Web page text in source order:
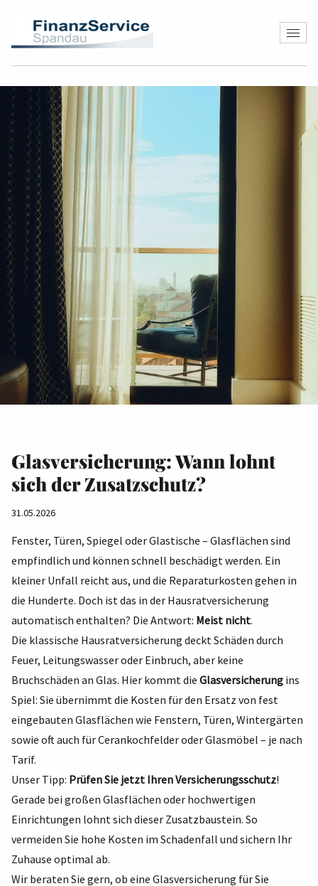
Glasversicherung: Wann lohnt
sich der Zusatzschutz?
31.05.2026
Fenster, Türen, Spiegel oder Glastische – Glasflächen sind
empfindlich und können schnell beschädigt werden. Ein
kleiner Unfall reicht aus, und die Reparaturkosten gehen in
die Hunderte. Doch ist das in der Hausratversicherung
automatisch enthalten? Die Antwort: Meist nicht.
Die klassische Hausratversicherung deckt Schäden durch
Feuer, Leitungswasser oder Einbruch, aber keine
Bruchschäden an Glas. Hier kommt die Glasversicherung ins
Spiel: Sie übernimmt die Kosten für den Ersatz von fest
eingebauten Glasflächen wie Fenstern, Türen, Wintergärten
sowie oft auch für Cerankochfelder oder Glasmöbel – je nach
Tarif.
Unser Tipp: Prüfen Sie jetzt Ihren Versicherungsschutz!
Gerade bei großen Glasflächen oder hochwertigen
Einrichtungen lohnt sich dieser Zusatzbaustein. So
vermeiden Sie hohe Kosten im Schadenfall und sichern Ihr
Zuhause optimal ab.
Wir beraten Sie gern, ob eine Glasversicherung für Sie